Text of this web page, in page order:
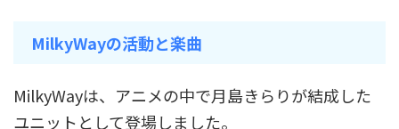
MilkyWayの活動と楽曲
MilkyWayは、アニメの中で月島きらりが結成した
ユニットとして登場しました。